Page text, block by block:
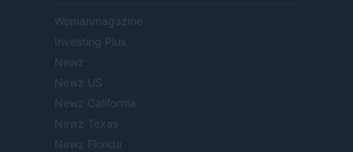
Womanmagazine
Investing Plus
Newz
Newz US
Newz California
Newz Texas
Newz Florida